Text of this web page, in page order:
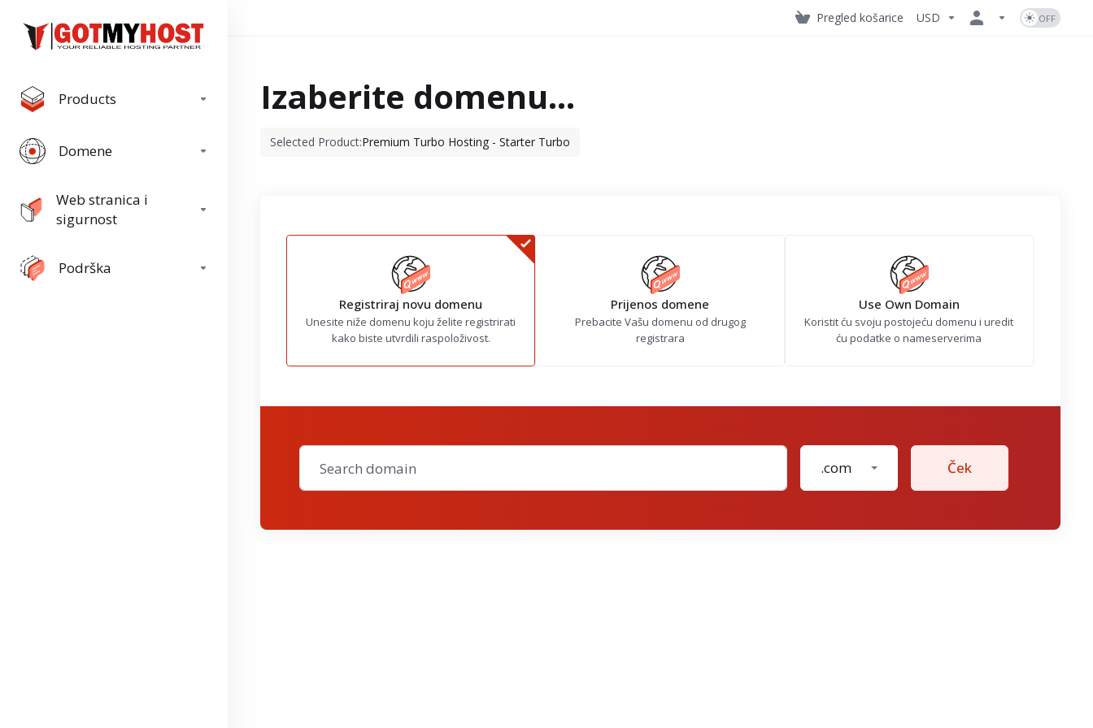
Products
Domene
Web stranica i
sigurnost
Podrška
Pregled košarice USD
Izaberite domenu...
Selected Product:Premium Turbo Hosting - Starter Turbo
Registriraj novu domenu
Unesite niže domenu koju želite registrirati
kako biste utvrdili raspoloživost.
Prijenos domene
Prebacite Vašu domenu od drugog
registrara
Use Own Domain
Koristit ću svoju postojeću domenu i uredit
ću podatke o nameserverima
.com Ček